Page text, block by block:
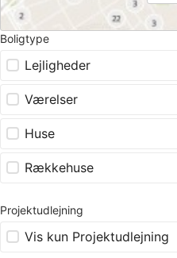
Boligtype
Lejligheder
Værelser
Huse
Rækkehuse
Projektudlejning
Vis kun Projektudlejning